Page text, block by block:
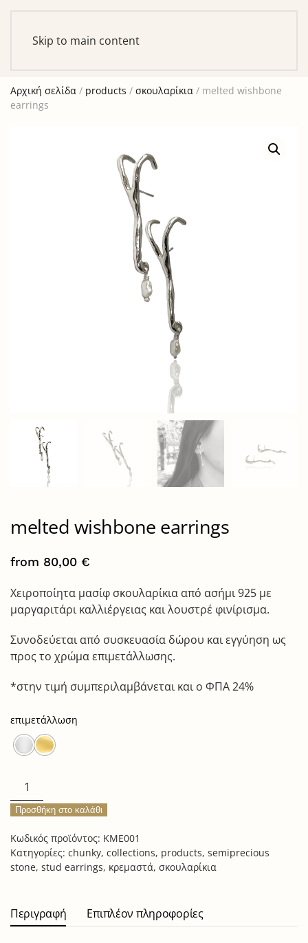
ελέγχου — καμία παραγγελία δε θα ολοκληρωθεί.
Skip to main content
Αρχική σελίδα / products / σκουλαρίκια / melted wishbone
earrings
melted wishbone earrings
from 80,00 €
Χειροποίητα μασίφ σκουλαρίκια από ασήμι 925 με
μαργαριτάρι καλλιέργειας και λουστρέ φινίρισμα.
Συνοδεύεται από συσκευασία δώρου και εγγύηση ως
προς το χρώμα επιμετάλλωσης.
*στην τιμή συμπεριλαμβάνεται και ο ΦΠΑ 24%
επιμετάλλωση
melted
wishbone
earrings
ποσότητα
Προσθήκη στο καλάθι
Κωδικός προϊόντος: KME001
Κατηγορίες: chunky, collections, products, semiprecious
stone, stud earrings, κρεμαστά, σκουλαρίκια
Περιγραφή Επιπλέον πληροφορίες